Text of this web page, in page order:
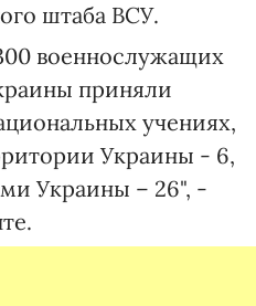
штаба ВСУ.
военнослужащих
приняли
учениях,
Украины - 6,
Украины – 26", -